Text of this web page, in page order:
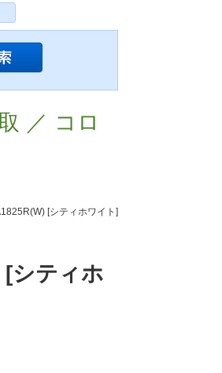
／ コロ
[シティホワイト]
[シティホ